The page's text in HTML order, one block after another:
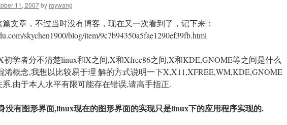
11, 2007by raywang
文章，不过当时没有博客，现在又一次看到了，记下来：
skychen1900/blog/item/9c7b94350a5fae1290ef39fb.html
学者分不清楚linux和X之间,X和Xfree86之间,X和KDE,GNOME等之间是什么
淆概念,我想以比较易于理 解的方式说明一下X,X11,XFREE,WM,KDE,GNOME
.由于本人水平有限可能存在错误,请高手指正.
没有图形界面,linux现在的图形界面的实现只是linux下的应用程序实现的.